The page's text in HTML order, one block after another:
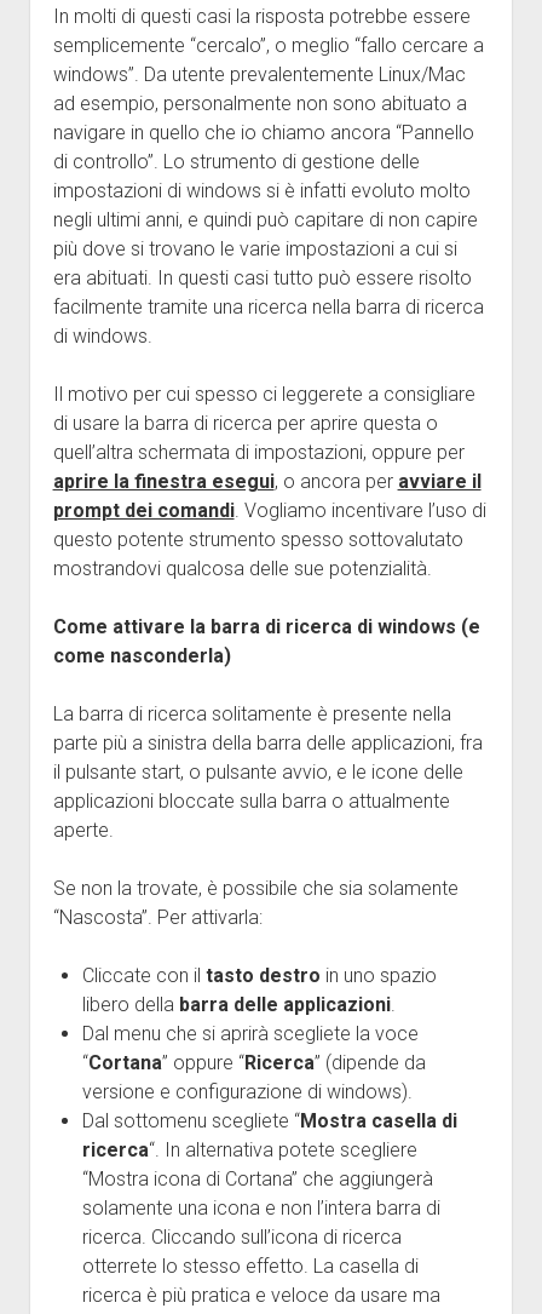
In molti di questi casi la risposta potrebbe essere
semplicemente “cercalo”, o meglio “fallo cercare a
windows”. Da utente prevalentemente Linux/Mac
ad esempio, personalmente non sono abituato a
navigare in quello che io chiamo ancora “Pannello
di controllo”. Lo strumento di gestione delle
impostazioni di windows si è infatti evoluto molto
negli ultimi anni, e quindi può capitare di non capire
più dove si trovano le varie impostazioni a cui si
era abituati. In questi casi tutto può essere risolto
facilmente tramite una ricerca nella barra di ricerca
di windows.
Il motivo per cui spesso ci leggerete a consigliare
di usare la barra di ricerca per aprire questa o
quell’altra schermata di impostazioni, oppure per
aprire la finestra esegui, o ancora per avviare il
prompt dei comandi. Vogliamo incentivare l’uso di
questo potente strumento spesso sottovalutato
mostrandovi qualcosa delle sue potenzialità.
Come attivare la barra di ricerca di windows (e
come nasconderla)
La barra di ricerca solitamente è presente nella
parte più a sinistra della barra delle applicazioni, fra
il pulsante start, o pulsante avvio, e le icone delle
applicazioni bloccate sulla barra o attualmente
aperte.
Se non la trovate, è possibile che sia solamente
“Nascosta”. Per attivarla:
Cliccate con il tasto destro in uno spazio
libero della barra delle applicazioni.
Dal menu che si aprirà scegliete la voce
“Cortana” oppure “Ricerca” (dipende da
versione e configurazione di windows).
Dal sottomenu scegliete “Mostra casella di
ricerca“. In alternativa potete scegliere
“Mostra icona di Cortana” che aggiungerà
solamente una icona e non l’intera barra di
ricerca. Cliccando sull’icona di ricerca
otterrete lo stesso effetto. La casella di
ricerca è più pratica e veloce da usare ma